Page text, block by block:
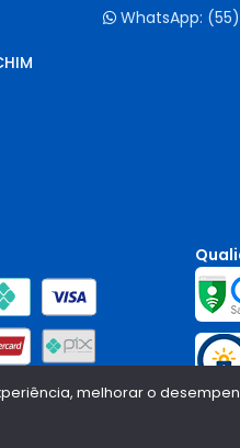
WhatsApp:
melhorar o